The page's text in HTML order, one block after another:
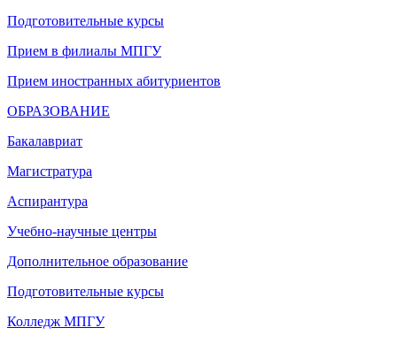
Подготовительные курсы
Прием в филиалы МПГУ
Прием иностранных абитуриентов
ОБРАЗОВАНИЕ
Бакалавриат
Магистратура
Аспирантура
Учебно-научные центры
Дополнительное образование
Подготовительные курсы
Колледж МПГУ